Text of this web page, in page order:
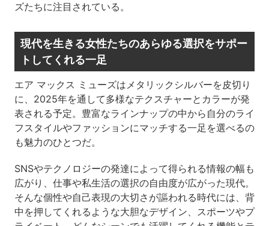
ズたちに注目されている。
現代を生きる女性たちのあらゆる選択をサポー
トしてくれる一足
エア マックス ミューズはメタリックシルバーを皮切り
に、2025年を通して多様なテクスチャーとカラーが発
表される予定。豊富なラインナップの中から自分のライ
フスタイルやファッションにマッチする一足を選べるの
も魅力のひとつだ。
SNSやテクノロジーの発達によって得られる情報の幅も
広がり、仕事や私生活の選択の自由度が広がった現代。
そんな個性や自己表現の大切さが謳われる時代には、背
中を押してくれるような大胆なデザイン、スポーツやプ